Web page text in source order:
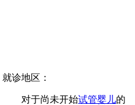
就诊地区：
对于尚未开始试管婴儿的